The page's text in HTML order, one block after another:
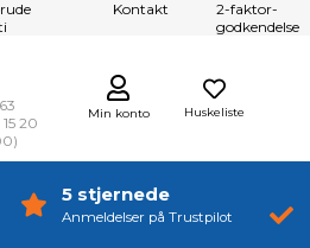
Kontakt
2-faktor-
godkendelse
Huskeliste
Min konto
20
5 stjernede
Anmeldelser på Trustpilot